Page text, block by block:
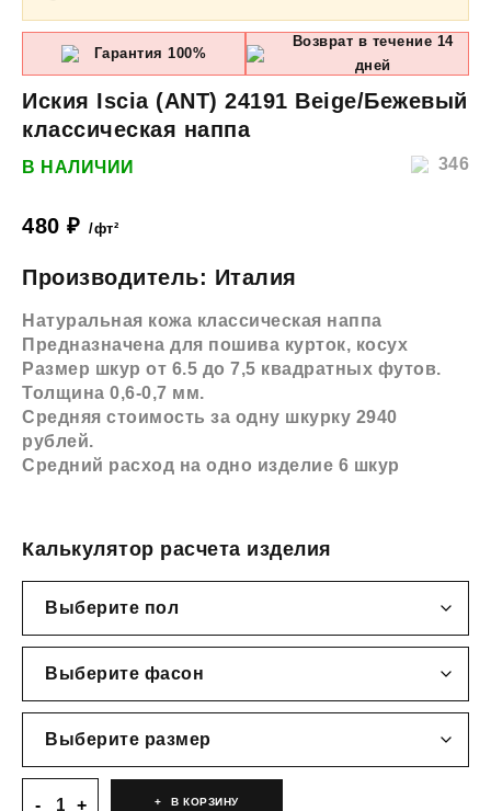
Гарантия 100%
Возврат в течение 14
дней
Иския Iscia (ANT) 24191 Beige/Бежевый
классическая наппа
346
В НАЛИЧИИ
480 ₽ /фт²
Производитель: Италия
Натуральная кожа классическая наппа
Предназначена для пошива курток, косух
Размер шкур от 6.5 до 7,5 квадратных футов.
Толщина 0,6-0,7 мм.
Средняя стоимость за одну шкурку 2940
рублей.
Средний расход на одно изделие 6 шкур
Калькулятор расчета изделия
В КОРЗИНУ